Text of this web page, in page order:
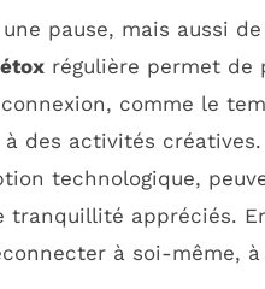
pause, mais aussi
régulière permet de
comme le
des activités
technologique,
appréciés.
à soi-même,